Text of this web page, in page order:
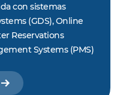
con sistemas
(GDS), Online
Reservations
Systems (PMS)